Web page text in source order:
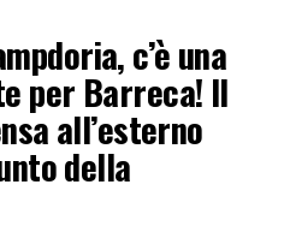
c’è una
per Barreca! Il
all’esterno
della